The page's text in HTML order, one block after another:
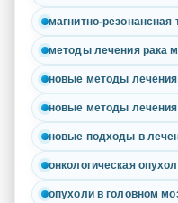
магнитно-резонансная
методы лечения рака
новые методы лечения
новые методы лечения
новые подходы в
онкологическая
опухоли в головном